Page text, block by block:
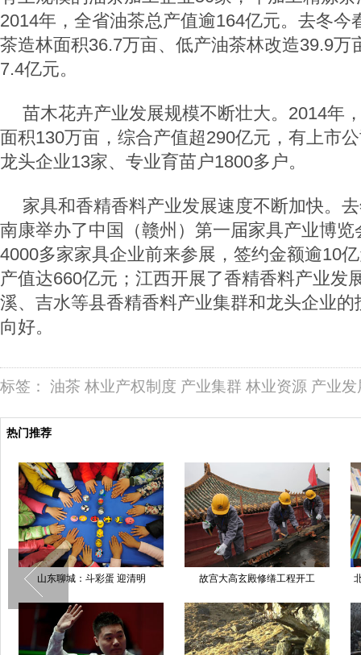
2014年，全省油茶总产值逾164亿元。去冬今
茶造林面积36.7万亩、低产油茶林改造39.9万
7.4亿元。
苗木花卉产业发展规模不断壮大。2014年
面积130万亩，综合产值超290亿元，有上市
龙头企业13家、专业育苗户1800多户。
家具和香精香料产业发展速度不断加快。
南康举办了中国（赣州）第一届家具产业博
4000多家家具企业前来参展，签约金额逾10
产值达660亿元；江西开展了香精香料产业发
溪、吉水等县香精香料产业集群和龙头企业
向好。
标签： 油茶 林业产权制度 产业集群 林业资源 产业发
热门推荐
山东聊城：斗彩蛋 迎清明 故宫大高玄殿修缮工程开工